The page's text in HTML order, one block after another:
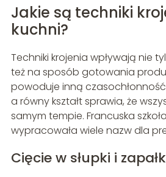
Jakie są techniki
kuchni?
Techniki krojenia wpływają nie
też na sposób gotowania
powoduje inną
a równy kształt sprawia, że
samym tempie. Francuska
wypracowała wiele nazw dla
Cięcie w słupki i